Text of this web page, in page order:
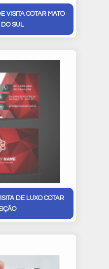
VISITA COTAR MATO
SUL
DE LUXO COTAR